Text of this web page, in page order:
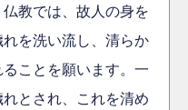
教では、故人の身を
を洗い流し、清らか
ことを願います。一
とされ、これを清め